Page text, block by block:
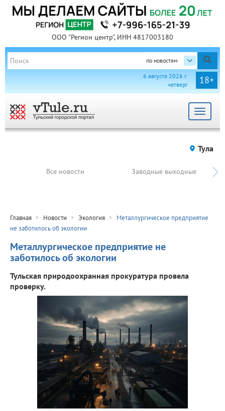
ООО "Регион центр", ИНН 4817003180
по новостям
18+
6 августа 2026 г.
четверг
Toggle
Тула
Все новости Заводные выходные
Главная Новости Экология
Металлургическое предприятие
не заботилось об экологии
Металлургическое предприятие не
заботилось об экологии
Тульская природоохранная прокуратура провела
проверку.